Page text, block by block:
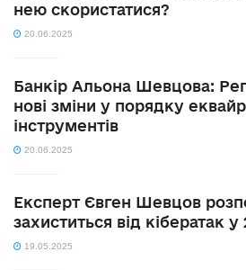
нею скористатися?
20.06.2025
Банкір Альона Шевцова:
нові зміни у порядку
інструментів
20.06.2025
Експерт Євген Шевцов
захиститься від кібератак у
19.05.2025